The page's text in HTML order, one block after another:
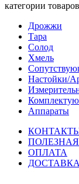
категории товаров
Дрожжи
Тара
Солод
Хмель
Настойки/
Аппараты
ОПЛАТА
ДОСТАВКА